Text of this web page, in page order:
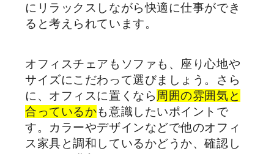
にリラックスしながら快適に仕事ができ
ると考えられています。
オフィスチェアもソファも、座り心地や
サイズにこだわって選びましょう。さら
に、オフィスに置くなら 周囲の雰囲気と
合っているかも意識したいポイントで
す。カラーやデザインなどで他のオフィ
ス家具と調和しているかどうか、確認し